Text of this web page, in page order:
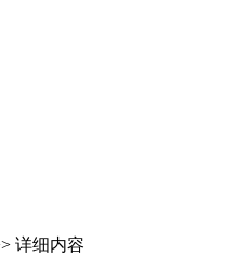
详细内容